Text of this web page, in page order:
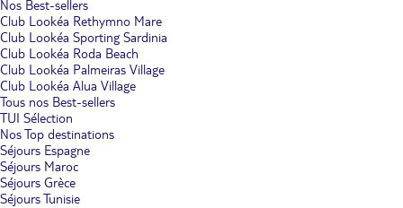
Nos Best-sellers
Club Lookéa Rethymno Mare
Club Lookéa Sporting Sardinia
Club Lookéa Roda Beach
Club Lookéa Palmeiras Village
Club Lookéa Alua Village
Tous nos Best-sellers
TUI Sélection
Nos Top destinations
Séjours Espagne
Séjours Maroc
Séjours Grèce
Séjours Tunisie